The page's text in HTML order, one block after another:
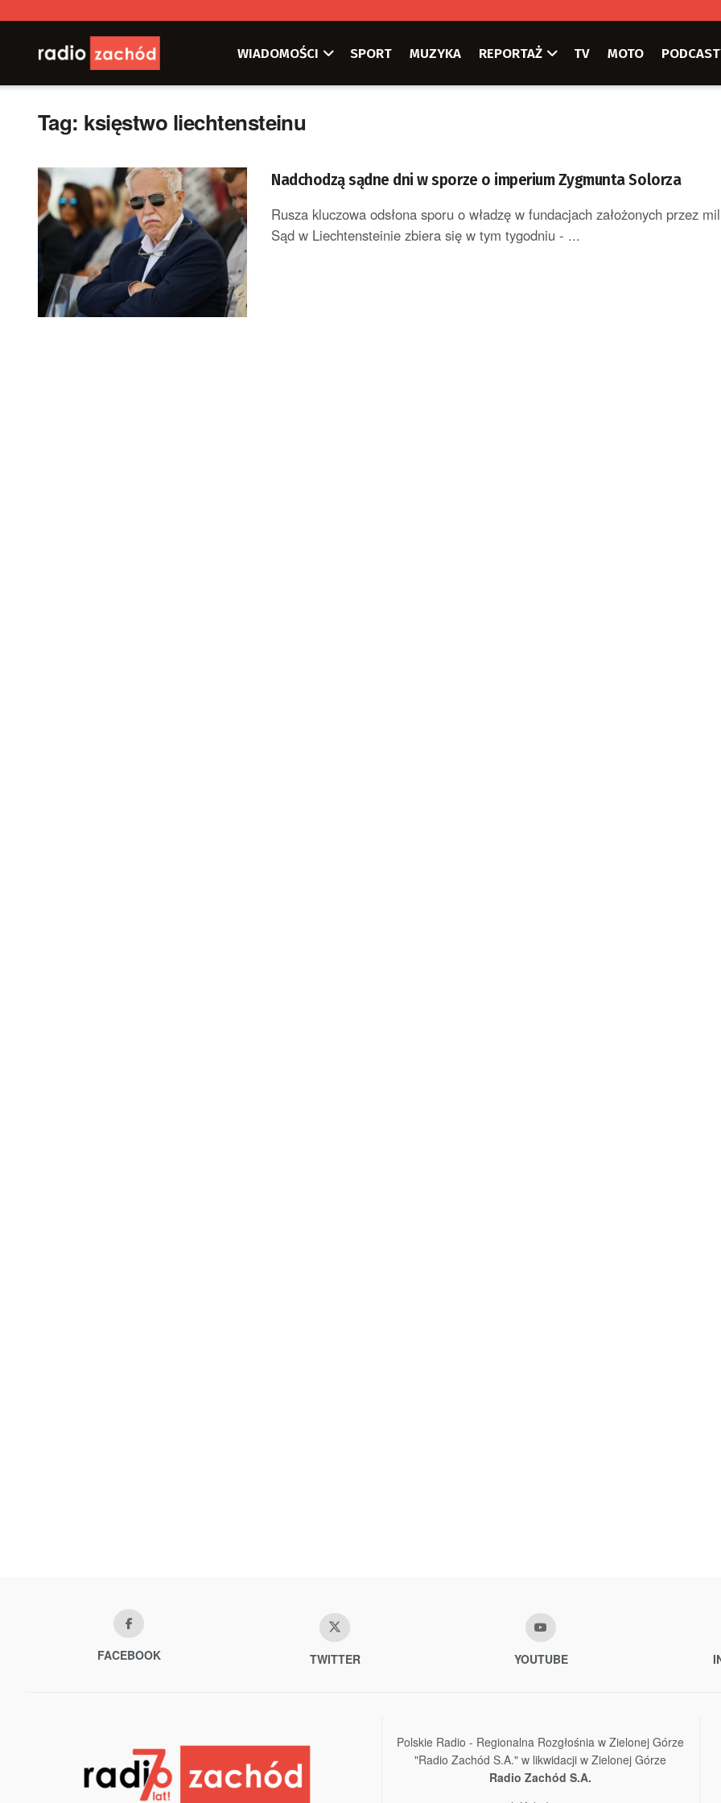
WIADOMOŚCI SPORT MUZYKA REPORTAŻ TV MOTO
Tag: księstwo liechtensteinu
Nadchodzą sądne dni w sporze o imperium Zygmunta Solorza
Rusza kluczowa odsłona sporu o władzę w fundacjach założonych przez
Sąd w Liechtensteinie zbiera się w tym tygodniu - ...
FACEBOOK TWITTER YOUTUBE
Polskie Radio - Regionalna Rozgłośnia w Zielonej Górze
"Radio Zachód S.A." w likwidacji w Zielonej Górze
Radio Zachód S.A.